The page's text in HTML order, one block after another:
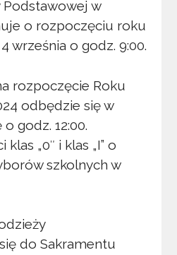
Podstawowej w
o rozpoczęciu roku
września o godz. 9:00.
rozpoczęcie Roku
odbędzie się w
godz. 12:00.
„0″ i klas „I” o
szkolnych w
do Sakramentu